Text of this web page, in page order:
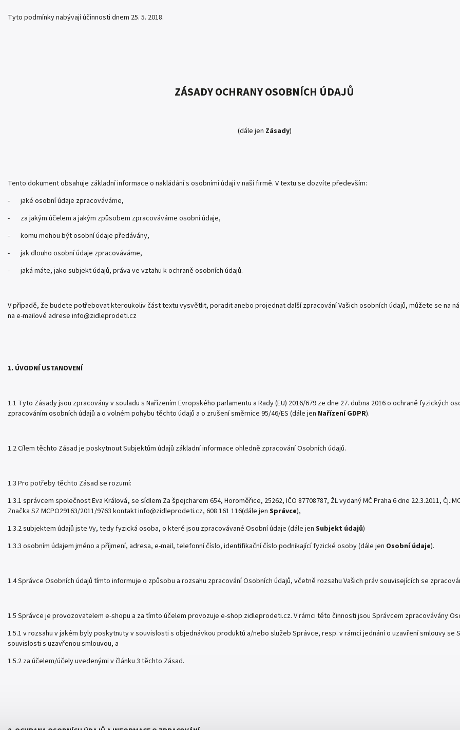
Tyto podmínky nabývají účinnosti dnem 25. 5. 2018.
ZÁSADY OCHRANY OSOBNÍCH ÚDAJŮ
(dále jen Zásady)
Tento dokument obsahuje základní informace o nakládání s osobními údaji v naší firmě. V textu se dozvíte především:
- jaké osobní údaje zpracováváme,
- za jakým účelem a jakým způsobem zpracováváme osobní údaje,
- komu mohou být osobní údaje předávány,
- jak dlouho osobní údaje zpracováváme,
- jaká máte, jako subjekt údajů, práva ve vztahu k ochraně osobních údajů.
V případě, že budete potřebovat kteroukoliv část textu vysvětlit, poradit anebo projednat další zpracování Vašich osobních údajů, můžete se na
na e-mailové adrese info@zidleprodeti.cz
1. ÚVODNÍ USTANOVENÍ
1.1 Tyto Zásady jsou zpracovány v souladu s Nařízením Evropského parlamentu a Rady (EU) 2016/679 ze dne 27. dubna 2016 o ochraně fyzických
zpracováním osobních údajů a o volném pohybu těchto údajů a o zrušení směrnice 95/46/ES (dále jen Nařízení GDPR).
1.2 Cílem těchto Zásad je poskytnout Subjektům údajů základní informace ohledně zpracování Osobních údajů.
1.3 Pro potřeby těchto Zásad se rozumí:
1.3.1 správcem společnost Eva Králová, se sídlem Za špejcharem 654, Horoměřice, 25262, IČO 87708787, ŽL vydaný MČ Praha 6 dne 22.3.2011,
Značka SZ MCPO29163/2011/9763 kontaktinfo@zidleprodeti.cz, 608 161 116(dále jen Správce),
1.3.2 subjektem údajů jste Vy, tedy fyzická osoba, o které jsou zpracovávané Osobní údaje (dále jen Subjekt údajů)
1.3.3 osobním údajem jméno a příjmení, adresa, e-mail, telefonní číslo, identifikační číslo podnikající fyzické osoby (dále jen Osobní údaje).
1.4 Správce Osobních údajů tímto informuje o způsobu a rozsahu zpracování Osobních údajů, včetně rozsahu Vašich práv souvisejících se
1.5 Správce je provozovatelem e-shopu a za tímto účelem provozuje e-shop zidleprodeti.cz. V rámci této činnosti jsou Správcem zpracovávány
1.5.1 v rozsahu v jakém byly poskytnuty v souvislosti s objednávkou produktů a/nebo služeb Správce, resp. v rámci jednání o uzavření smlouvy se
souvislosti s uzavřenou smlouvou, a
1.5.2 za účelem/účely uvedenými v článku 3 těchto Zásad.